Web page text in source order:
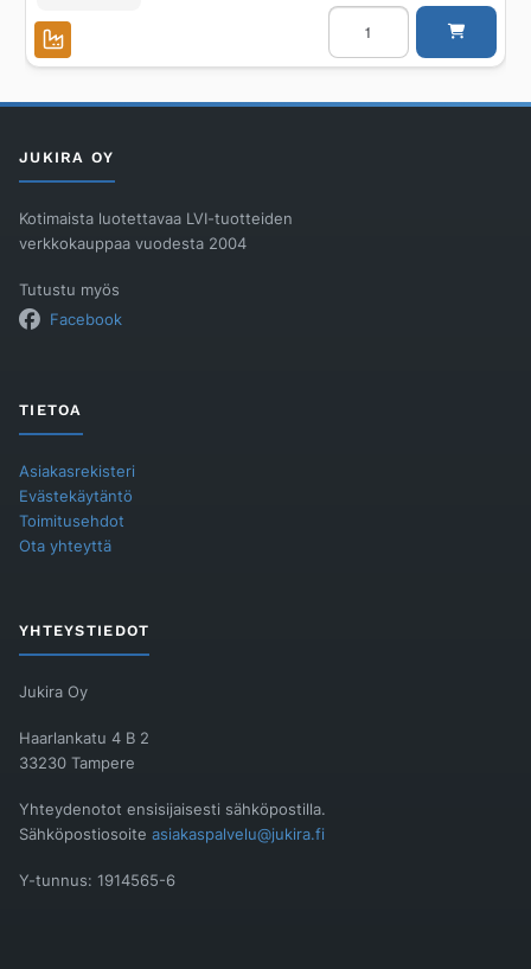
Lattiakaivo
PURUS
75
määrä
JUKIRA OY
Kotimaista luotettavaa LVI-tuotteiden
verkkokauppaa vuodesta 2004
Tutustu myös
Facebook
TIETOA
Asiakasrekisteri
Evästekäytäntö
Toimitusehdot
Ota yhteyttä
YHTEYSTIEDOT
Jukira Oy
Haarlankatu 4 B 2
33230 Tampere
Yhteydenotot ensisijaisesti sähköpostilla.
Sähköpostiosoite asiakaspalvelu@jukira.fi
Y-tunnus: 1914565-6